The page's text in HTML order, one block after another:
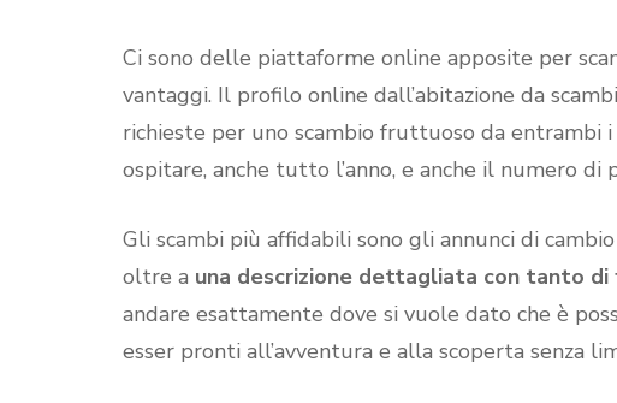
Ci sono delle piattaforme online apposite per
vantaggi. Il profilo online dall’abitazione da
richieste per uno scambio fruttuoso da entrambi
ospitare, anche tutto l’anno, e anche il numero di
Gli scambi più affidabili sono gli annunci di
oltre a una descrizione dettagliata con tanto
andare esattamente dove si vuole dato che è
esser pronti all’avventura e alla scoperta senza